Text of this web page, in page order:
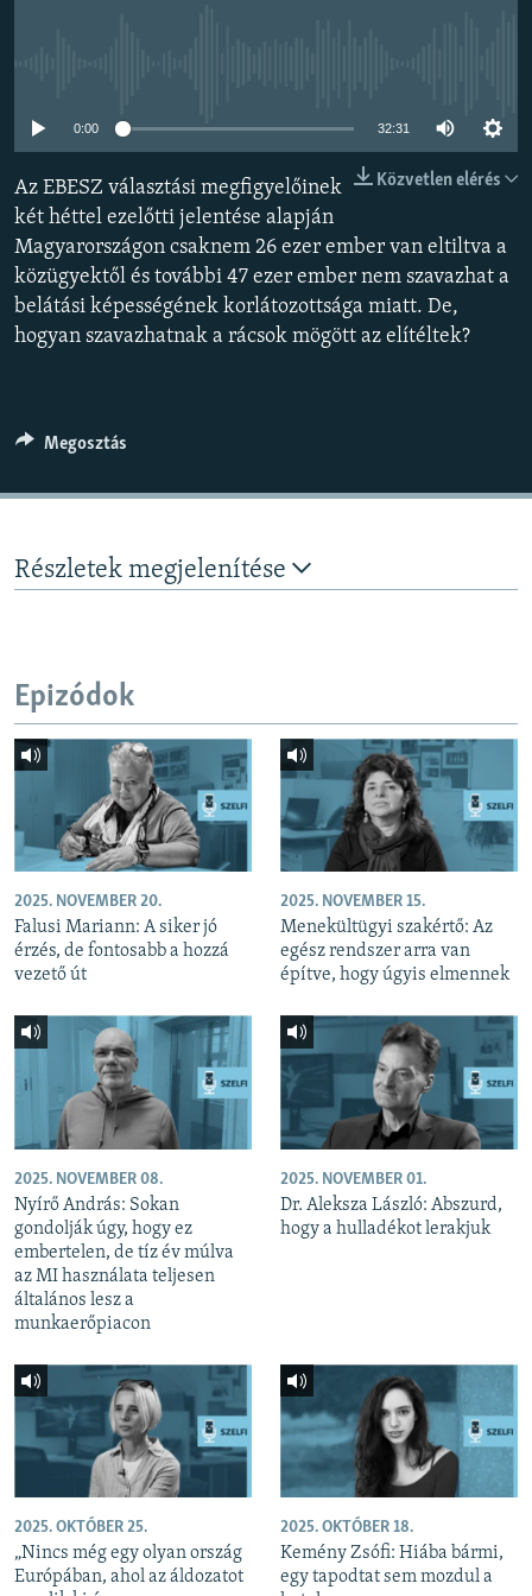
A MÚLT TANULSÁGAI
KÖVESSEN MINKET!
Valamennyi RFE/RL weboldal
0:00 32:31
Közvetlen elérés
Az EBESZ választási megfigyelőinek
két héttel ezelőtti jelentése alapján
Magyarországon csaknem 26 ezer ember van eltiltva a
közügyektől és további 47 ezer ember nem szavazhat a
belátási képességének korlátozottsága miatt. De,
hogyan szavazhatnak a rácsok mögött az elítéltek?
Megosztás
Részletek megjelenítése
Epizódok
2025. NOVEMBER 20.
Falusi Mariann: A siker jó
érzés, de fontosabb a hozzá
vezető út
2025. NOVEMBER 15.
Menekültügyi szakértő: Az
egész rendszer arra van
építve, hogy úgyis elmennek
2025. NOVEMBER 08.
Nyírő András: Sokan
gondolják úgy, hogy ez
embertelen, de tíz év múlva
az MI használata teljesen
általános lesz a
munkaerőpiacon
2025. NOVEMBER 01.
Dr. Aleksza László: Abszurd,
hogy a hulladékot lerakjuk
2025. OKTÓBER 25.
„Nincs még egy olyan ország
Európában, ahol az áldozatot
2025. OKTÓBER 18.
Kemény Zsófi: Hiába bármi,
egy tapodtat sem mozdul a